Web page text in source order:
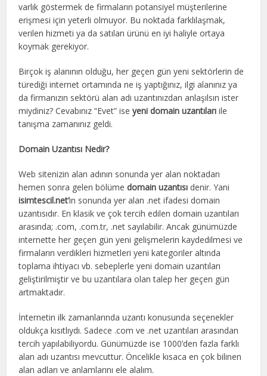
varlık göstermek de firmaların potansiyel müşterilerine
erişmesi için yeterli olmuyor. Bu noktada farklılaşmak,
verilen hizmeti ya da satılan ürünü en iyi haliyle ortaya
koymak gerekiyor.
Birçok iş alanının olduğu, her geçen gün yeni sektörlerin de
türediği internet ortamında ne iş yaptığınız, ilgi alanınız ya
da firmanızın sektörü alan adı uzantınızdan anlaşılsın ister
miydiniz? Cevabınız “Evet” iseyeni domain uzantıları ile
tanışma zamanınız geldi.
Domain Uzantısı Nedir?
Web sitenizin alan adının sonunda yer alan noktadan
hemen sonra gelen bölümedomain uzantısı denir. Yani
isimtescil.net’in sonunda yer alan .net ifadesi domain
uzantısıdır. En klasik ve çok tercih edilen domain uzantıları
arasında; .com, .com.tr, .net sayılabilir. Ancak günümüzde
internette her geçen gün yeni gelişmelerin kaydedilmesi ve
firmaların verdikleri hizmetleri yeni kategoriler altında
toplama ihtiyacı vb. sebeplerle yeni domain uzantıları
geliştirilmiştir ve bu uzantılara olan talep her geçen gün
artmaktadır.
İnternetin ilk zamanlarında uzantı konusunda seçenekler
oldukça kısıtlıydı. Sadece .com ve .net uzantıları arasından
tercih yapılabiliyordu. Günümüzde ise 1000’den fazla farklı
alan adı uzantısı mevcuttur. Öncelikle kısaca en çok bilinen
alan adları ve anlamlarını ele alalım.